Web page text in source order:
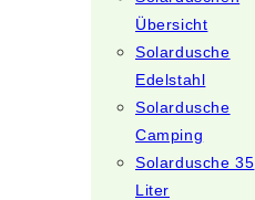
Übersicht
Solardusche
Edelstahl
Solardusche
Camping
Solardusche 35
Liter